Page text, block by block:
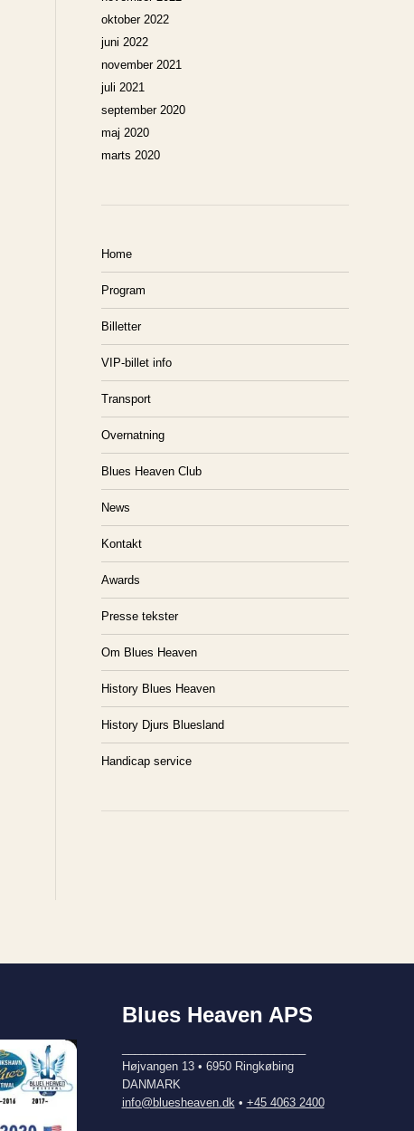
oktober 2022
juni 2022
november 2021
juli 2021
september 2020
maj 2020
marts 2020
Home
Program
Billetter
VIP-billet info
Transport
Overnatning
Blues Heaven Club
News
Kontakt
Awards
Presse tekster
Om Blues Heaven
History Blues Heaven
History Djurs Bluesland
Handicap service
Blues Heaven APS
Højvangen 13 • 6950 Ringkøbing
DANMARK
info@bluesheaven.dk• +45 4063 2400